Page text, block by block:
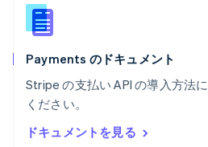
Payments のドキュメント
Stripe の支払い API の導入方法
ください。
ドキュメントを見る
Español
ラトビア
リトアニア
リヒテンシュタイン
Deutsch
ルーマニア
English